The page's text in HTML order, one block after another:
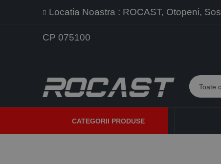
Locatia Noastra : ROCAST, Otopeni,
CP 075100
CATEGORII PRODUSE